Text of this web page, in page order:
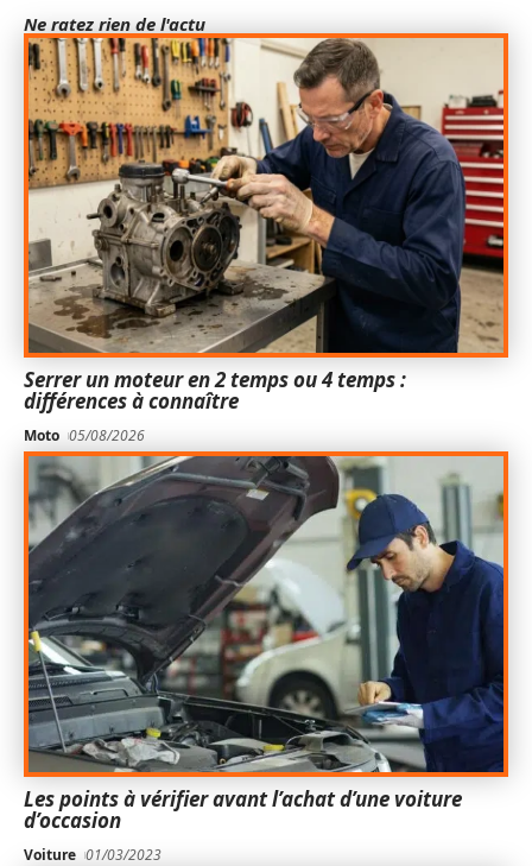
Ne ratez rien de l'actu
Serrer un moteur en 2 temps ou 4 temps :
différences à connaître
Moto 05/08/2026
Les points à vérifier avant l’achat d’une voiture
d’occasion
Voiture 01/03/2023